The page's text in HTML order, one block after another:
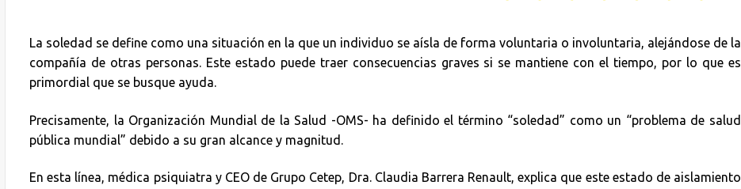
La soledad se define como una situación en la que un individuo se aísla de forma voluntaria o involuntaria, alejándose de la
compañía de otras personas. Este estado puede traer consecuencias graves si se mantiene con el tiempo, por lo que es
primordial que se busque ayuda.
Precisamente, la Organización Mundial de la Salud -OMS- ha definido el término “soledad” como un “problema de salud
pública mundial” debido a su gran alcance y magnitud.
En esta línea, médica psiquiatra y CEO de Grupo Cetep, Dra. Claudia Barrera Renault, explica que este estado de aislamiento